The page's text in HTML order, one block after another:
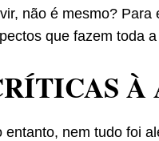
não é mesmo? Para
que fazem toda
À
entanto, nem tudo foi